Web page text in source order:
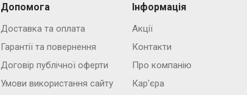
Допомога
Доставка та оплата
Гарантії та повернення
Договір публічної оферти
Умови використання сайту
Інформація
Акції
Контакти
Про компанію
Кар'єра